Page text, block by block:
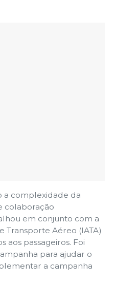
a complexidade da
colaboração
em conjunto com a
Transporte Aéreo (IATA)
aos passageiros. Foi
para ajudar o
a campanha